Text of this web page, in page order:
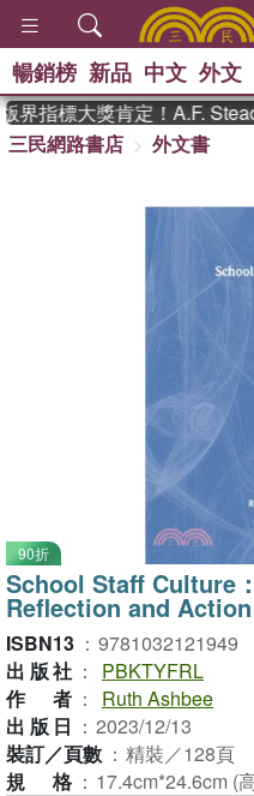
登
偉
暢銷榜 新品 中文 外文
指標大獎肯定！A.F.
三民網路書店
外文書
90折
School Staff Culture
Reflection and Action
ISBN13 ： 9781032121949
出版社 ：
PBKTYFRL
作者 ：
Ruth Ashbee
出版日 ： 2023/12/13
裝訂／頁數 ： 精裝／128頁
規格 ： 17.4cm*24.6cm (